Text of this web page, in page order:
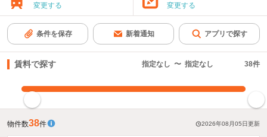
変更する 変更する
条件を保存 新着通知 アプリで探す
賃料で探す 指定なし 〜 指定なし 38件
物件数38件 2026年08月05日更新